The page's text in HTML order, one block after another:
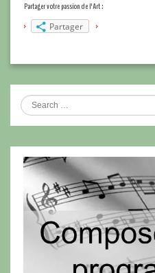
Partager votre passion de l'Art :
Partager
Search